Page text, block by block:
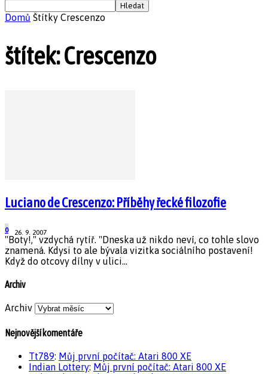
Domů Štítky Crescenzo
štítek: Crescenzo
Luciano de Crescenzo: Příběhy řecké filozofie
26. 9. 2007
0
"Boty!," vzdychá rytíř. "Dneska už nikdo neví, co tohle slovo
znamená. Kdysi to ale bývala vizitka sociálního postavení!
Když do otcovy dílny v ulici...
Archiv
Archiv
Nejnovější komentáře
Tt789: Můj první počítač: Atari 800 XE
Indian Lottery: Můj první počítač: Atari 800 XE